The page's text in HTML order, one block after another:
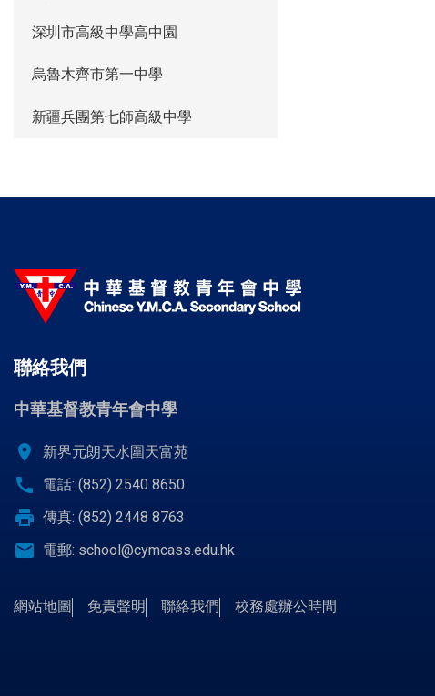
深圳市高級中學高中園
烏魯木齊市第一中學
新疆兵團第七師高級中學
聯絡我們
中華基督教青年會中學
location_on 新界元朗天水圍天富苑
call 電話: (852) 2540 8650
print 傳真: (852) 2448 8763
email 電郵: school@cymcass.edu.hk
網站地圖 免責聲明 聯絡我們 校務處辦公時間